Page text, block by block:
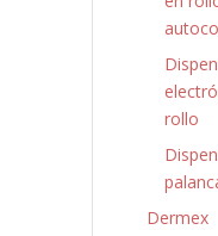
rollo
Dermex